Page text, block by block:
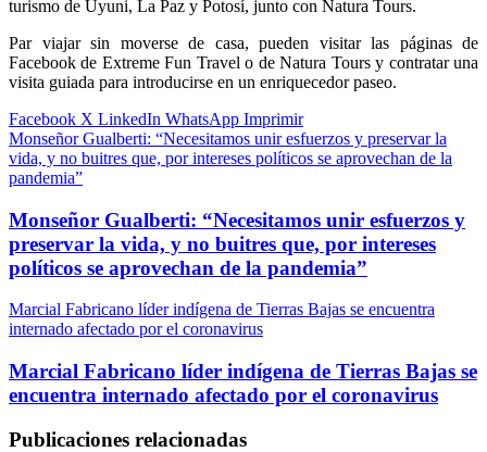
turismo de Uyuni, La Paz y Potosí, junto con Natura Tours.
Par viajar sin moverse de casa, pueden visitar las páginas de
Facebook de Extreme Fun Travel o de Natura Tours y contratar una
visita guiada para introducirse en un enriquecedor paseo.
Facebook X LinkedIn WhatsApp Imprimir
Monseñor Gualberti: “Necesitamos unir esfuerzos y preservar la
vida, y no buitres que, por intereses políticos se aprovechan de la
pandemia”
Monseñor Gualberti: “Necesitamos unir esfuerzos y
preservar la vida, y no buitres que, por intereses
políticos se aprovechan de la pandemia”
Marcial Fabricano líder indígena de Tierras Bajas se encuentra
internado afectado por el coronavirus
Marcial Fabricano líder indígena de Tierras Bajas se
encuentra internado afectado por el coronavirus
Publicaciones relacionadas